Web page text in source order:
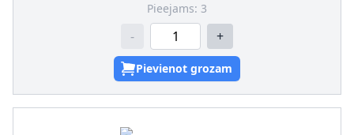
Pieejams: 3
- +
Pievienot grozam